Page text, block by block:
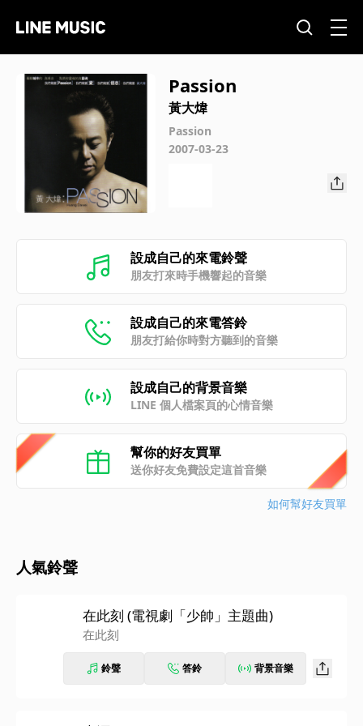
Passion
黃大煒
Passion
2007-03-23
設成自己的來電鈴聲
朋友打來時手機響起的音樂
設成自己的來電答鈴
朋友打給你時對方聽到的音樂
設成自己的背景音樂
LINE 個人檔案頁的心情音樂
幫你的好友買單
送你好友免費設定這首音樂
如何幫好友買單
人氣鈴聲
在此刻 (電視劇「少帥」主題曲)
在此刻
鈴聲 答鈴 背景音樂